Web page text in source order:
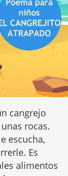
cangrejo
rocas.
escucha,
Es
alimentos